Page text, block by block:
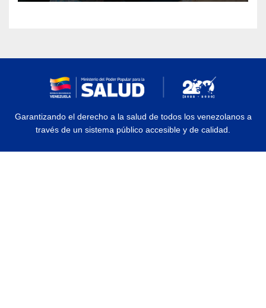
Garantizando el derecho a la salud de todos los venezolanos a
través de un sistema público accesible y de calidad.